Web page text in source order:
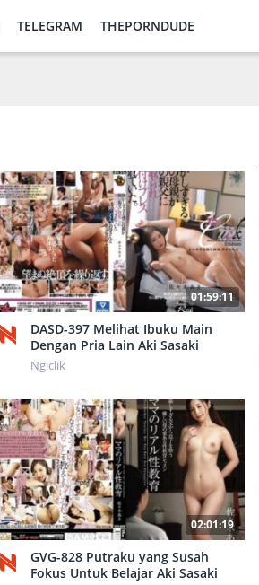
TELEGRAM THEPORNDUDE
01:59:11
DASD-397 Melihat Ibuku Main
Dengan Pria Lain Aki Sasaki
Ngiclik
02:01:19
GVG-828 Putraku yang Susah
Fokus Untuk Belajar Aki Sasaki